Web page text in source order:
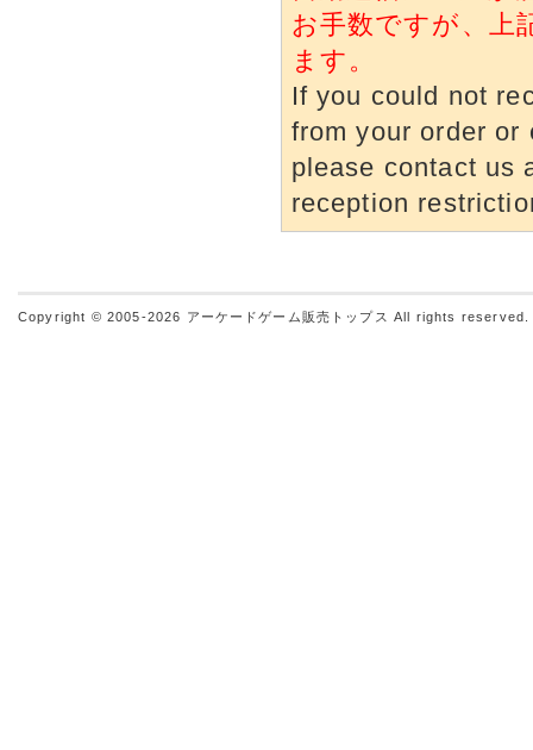
お手数ですが、上
ます。
If you could not
from your order or
please contact us
reception
Copyright © 2005-2026 アーケードゲーム販売トップス All rights reserved.